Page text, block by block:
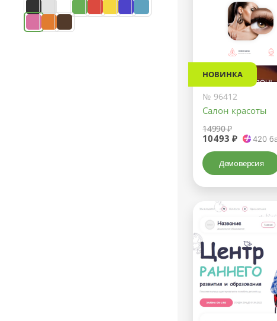
НОВИНКА
№ 96412
Салон красоты
14990 ₽
10493 ₽ 420
Демоверсия